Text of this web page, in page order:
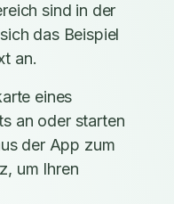
sind in der
das Beispiel
an.
eines
an oder starten
der App zum
um Ihren